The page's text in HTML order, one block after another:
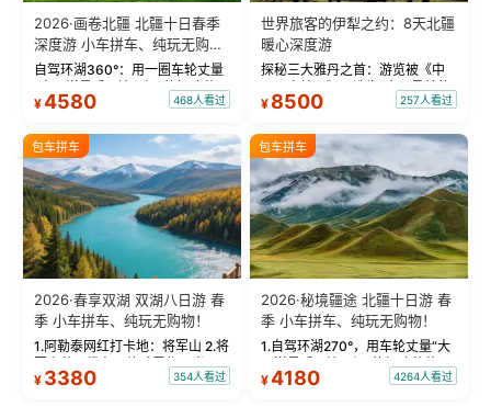
2026·画卷北疆 北疆十日春季
深度游 小车拼车、纯玩无购
物！
自驾环湖360°：用一圈车轮丈量
“大西洋最后一滴眼泪”的极致蔚
蓝。 赛湖旅拍：甄选多款风格服
绝美瞬间。 赛湖坦克300跟车视
频：专业摄影师...
¥4580 468人看过
世界旅客的伊犁之约：8天北疆
暖心深度游
探秘三大雅丹之首：游览被《中
国国家地理》评选为“中国最美的
三大雅丹”第一名的克拉玛依魔鬼
瓦人最大村落——禾木村，欣赏
晨雾与小木...
¥ 8500 257人看过
包车拼车
2026·春享双湖 双湖八日游 春
季 小车拼车、纯玩无购物！
1.阿勒泰网红打卡地：将军山 2.将
军山落日缆车，体验雪都风光 3.
将军山，夕阳派对，蹦迪party 4.
¥ 3380 354人看过
包车拼车
2026·秘境疆途 北疆十日游 春
季 小车拼车、纯玩无购物！
1.自驾环湖270°，用车轮丈量“大
西洋最后一滴眼泪”的极致蔚蓝，
让雪山、花海与深邃湖水在转弯
¥4180 4264人看过